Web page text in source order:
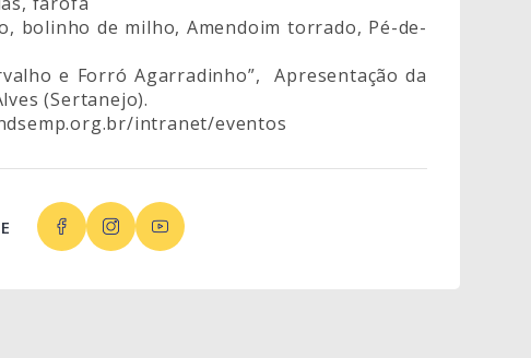
bolinho de milho, Amendoim torrado, Pé-de-
e Forró Agarradinho”, Apresentação da
(Sertanejo).
intranet/eventos